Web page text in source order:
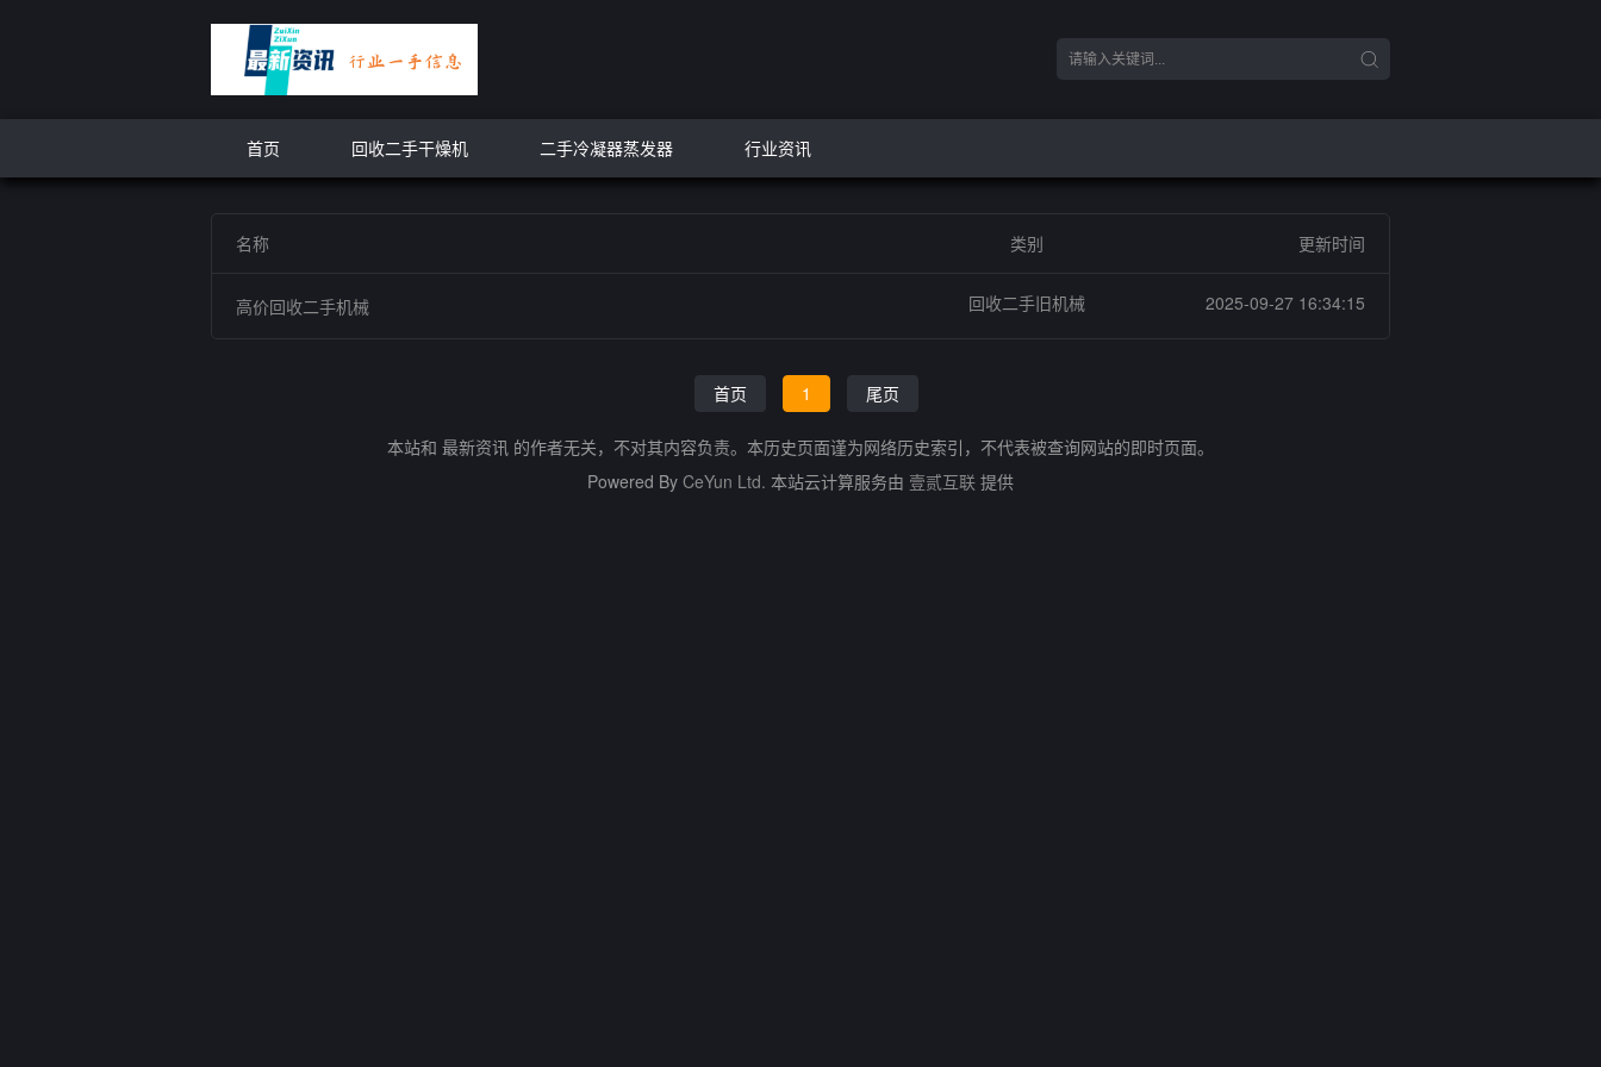
首页 回收二手干燥机 二手冷凝器蒸发器 行业资讯
名称 类别 更新时间
高价回收二手机械 回收二手旧机械 2025-09-27 16:34:15
首页 1 尾页
本站和 最新资讯 的作者无关，不对其内容负责。本历史页面谨为网络历史索引，不代表被查询网站的即时页面。
Powered By CeYun Ltd. 本站云计算服务由 壹贰互联 提供